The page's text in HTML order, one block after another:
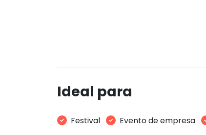
Ideal para
Festival Evento de empresa